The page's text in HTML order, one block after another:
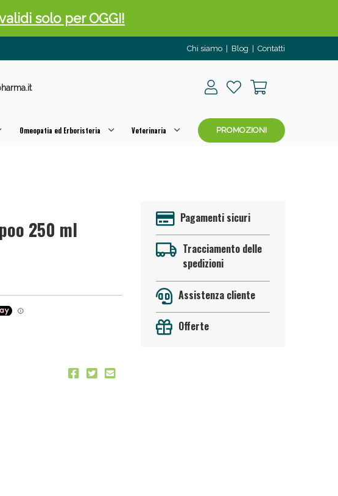
Chi siamo Blog Contatti
Omeopatia ed Erboristeria Veterinaria PROMOZIONI
250 ml Pagamenti sicuri
Tracciamento delle
spedizioni
Assistenza cliente
Offerte
solo per OGGI!
fino al 50%!
valido oggi!